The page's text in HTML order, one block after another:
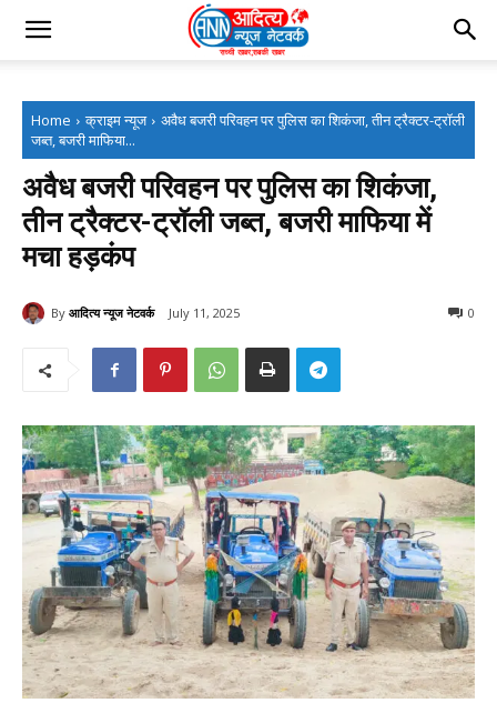
Home क्राइम न्यूज
अवैध बजरी परिवहन पर पुलिस का शिकंजा, तीन ट्रैक्टर-ट्रॉली
जब्त, बजरी माफिया...
अवैध बजरी परिवहन पर पुलिस का शिकंजा,
तीन ट्रैक्टर-ट्रॉली जब्त, बजरी माफिया में
मचा हड़कंप
By आदित्य न्यूज नेटवर्क July 11, 2025 0